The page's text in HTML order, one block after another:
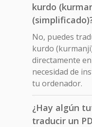
kurdo
No, puedes
kurdo
directamente
necesidad de
tu ordenador.
¿Hay algún
traducir un